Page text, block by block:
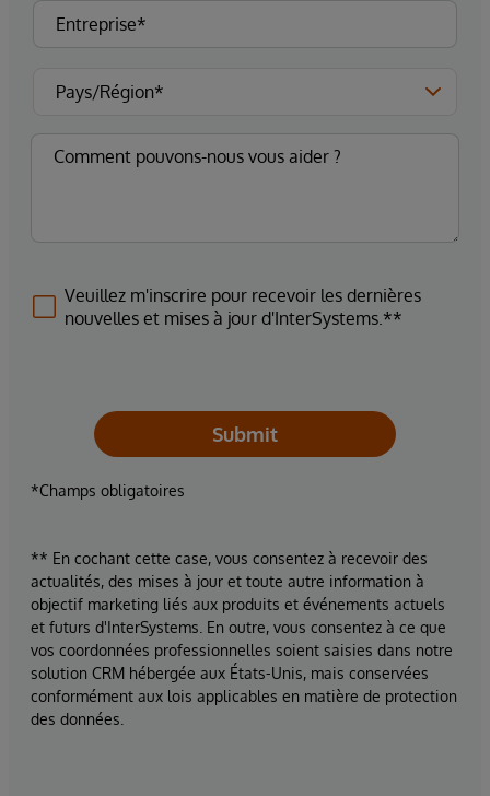
Veuillez m'inscrire pour recevoir les dernières
nouvelles et mises à jour d'InterSystems.**
Submit
*Champs obligatoires
** En cochant cette case, vous consentez à recevoir des
actualités, des mises à jour et toute autre information à
objectif marketing liés aux produits et événements actuels
et futurs d'InterSystems. En outre, vous consentez à ce que
vos coordonnées professionnelles soient saisies dans notre
solution CRM hébergée aux États-Unis, mais conservées
conformément aux lois applicables en matière de protection
des données.